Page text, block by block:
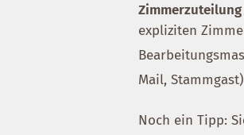
Zimmerzuteilung
expliziten
Mail,
Noch ein Tipp: